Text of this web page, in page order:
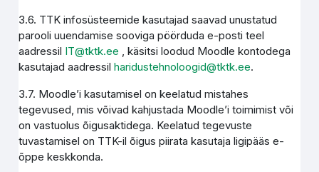
3.6. TTK infosüsteemide kasutajad saavad unustatud
parooli uuendamise sooviga pöörduda e-posti teel
aadressil IT@tktk.ee , käsitsi loodud Moodle kontodega
kasutajad aadressilharidustehnoloogid@tktk.ee.
3.7. Moodle’i kasutamisel on keelatud mistahes
tegevused, mis võivad kahjustada Moodle’i toimimist või
on vastuolus õigusaktidega. Keelatud tegevuste
tuvastamisel on TTK-il õigus piirata kasutaja ligipääs e-
õppe keskkonda.